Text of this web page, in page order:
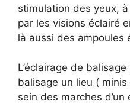
stimulation des yeux,
par les visions éclairé
là aussi des ampoules
L’éclairage de
balisage un lieu (
sein des marches d’un